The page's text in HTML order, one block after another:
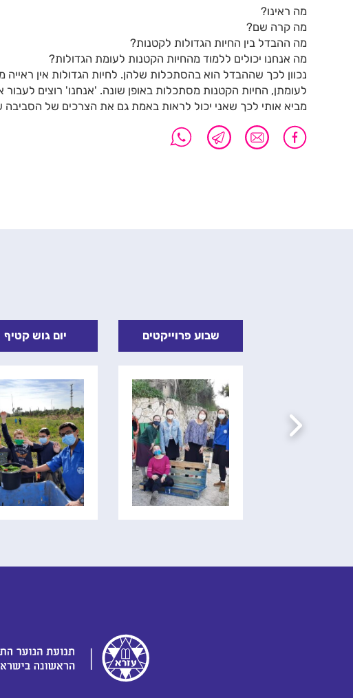
מה ראינו?
מה קרה שם?
מה ההבדל בין החיות הגדולות לקטנות?
מה אנחנו יכולים ללמוד מהחיות הקטנות לעומת הגדולות?
נכוון לכך שההבדל הוא בהסתכלות שלהן. לחיות הגדולות אין
לעומתן, החיות הקטנות מסתכלות באופן שונה. 'אנחנו' רוצים
מביא אותי לכך שאני יכול לראות באמת גם את הצרכים של הסביבה
שבוע פרוייקטים יום גוש קטיף